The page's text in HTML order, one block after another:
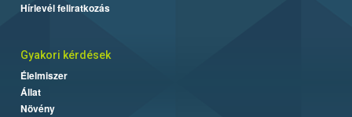
Hírlevél feliratkozás
Gyakori kérdések
Élelmiszer
Állat
Növény